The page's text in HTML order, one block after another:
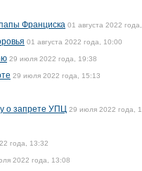
Франциска 01 августа 2022
01 августа 2022 года, 10:00
29 июля 2022 года, 19:38
29 июля 2022 года, 15:13
о запрете УПЦ 29 июля 2022 года,
года, 13:32
2022 года, 13:08